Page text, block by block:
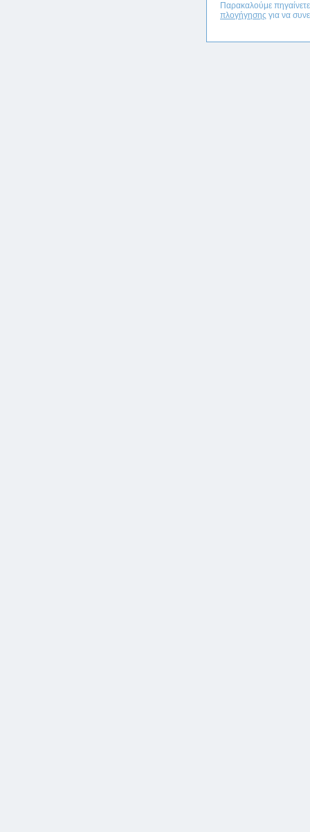
Παρακαλούμε
πλογήγησης για να